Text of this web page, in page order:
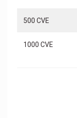
500 CVE
1000 CVE